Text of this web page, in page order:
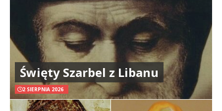
Święty Szarbel z Libanu
2 SIERPNIA 2026